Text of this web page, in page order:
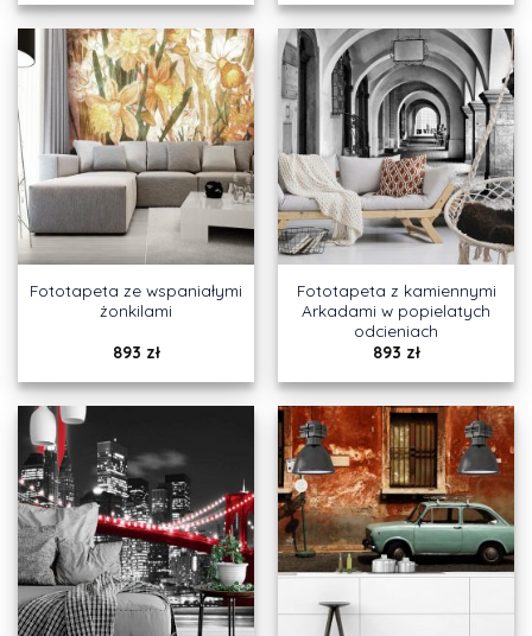
Fototapeta ze wspaniałymi
żonkilami
893 zł
Fototapeta z kamiennymi
Arkadami w popielatych
odcieniach
893 zł